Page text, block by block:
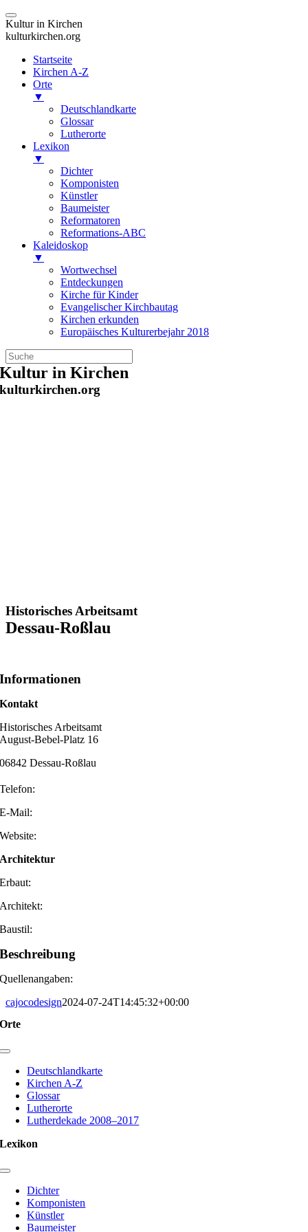
Kultur in Kirchen
kulturkirchen.org
Startseite
Kirchen A-Z
Orte
▼
Deutschlandkarte
Glossar
Lutherorte
Lexikon
▼
Dichter
Komponisten
Künstler
Baumeister
Reformatoren
Reformations-ABC
Kaleidoskop
▼
Wortwechsel
Entdeckungen
Kirche für Kinder
Evangelischer Kirchbautag
Kirchen erkunden
Europäisches Kulturerbejahr 2018
Zum
Inhalt
springen
Kultur in Kirchen
kulturkirchen.org
Historisches Arbeitsamt
Dessau-Roßlau
Informationen
Kontakt
Historisches Arbeitsamt
August-Bebel-Platz 16
06842 Dessau-Roßlau
Telefon:
E-Mail:
Website:
Architektur
Erbaut:
Architekt:
Baustil:
Beschreibung
Quellenangaben:
cajocodesign2024-07-24T14:45:32+00:00
Orte
Toggle
NavigationDeutschlandkarte
Kirchen A-Z
Glossar
Lutherorte
Lutherdekade 2008–2017
Lexikon
Toggle
Navigation
Dichter
Komponisten
Künstler
Baumeister